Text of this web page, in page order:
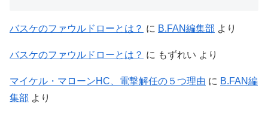
バスケのファウルドローとは？ に B.FAN編集部 より
バスケのファウルドローとは？ に もずれい より
マイケル・マローンHC、電撃解任の５つ理由 に B.FAN編
集部 より